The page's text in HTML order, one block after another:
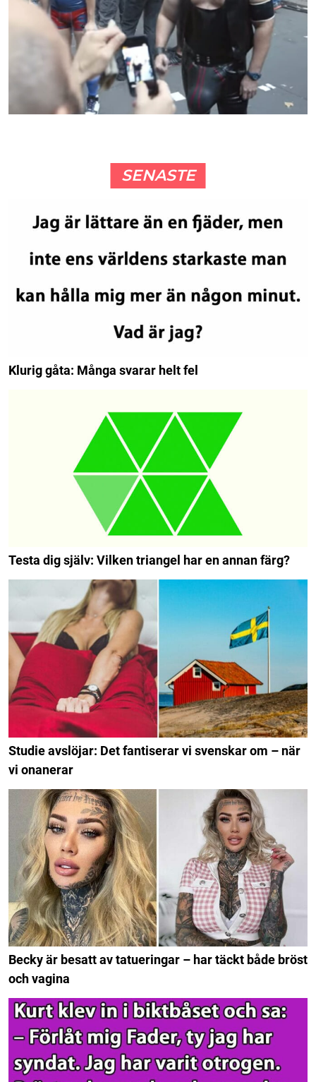
SENASTE
Klurig gåta: Många svarar helt fel
Testa dig själv: Vilken triangel har en annan färg?
Studie avslöjar: Det fantiserar vi svenskar om – när
vi onanerar
Becky är besatt av tatueringar – har täckt både bröst
och vagina